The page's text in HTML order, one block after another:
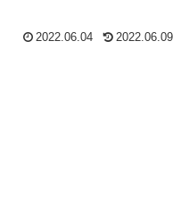
2022.06.04 2022.06.09